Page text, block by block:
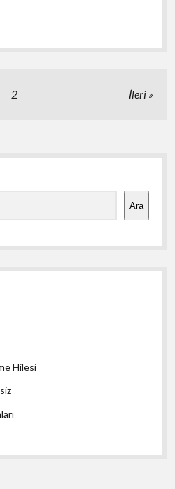
2 İleri
Ara
Hilesi